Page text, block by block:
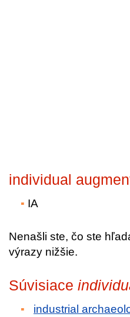
individual
IA
Nenašli ste, čo ste
výrazy nižšie.
Súvisiace
industrial